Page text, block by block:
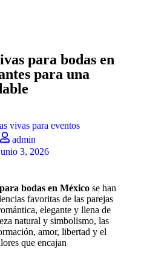
para bodas en
para una
vivas para eventos
admin
3, 2026
bodas en México se han
favoritas de las parejas
elegante y llena de
natural y simbolismo, las
amor, libertad y el
que encajan